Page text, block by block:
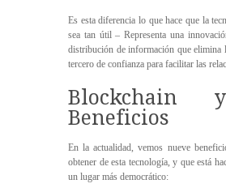
Es esta diferencia lo que hace que la
sea tan útil – Representa una
distribución de información que elimina
tercero de confianza para facilitar las
Blockchain
Beneficios
En la actualidad, vemos nueve
obtener de esta tecnología, y que está
un lugar más democrático: